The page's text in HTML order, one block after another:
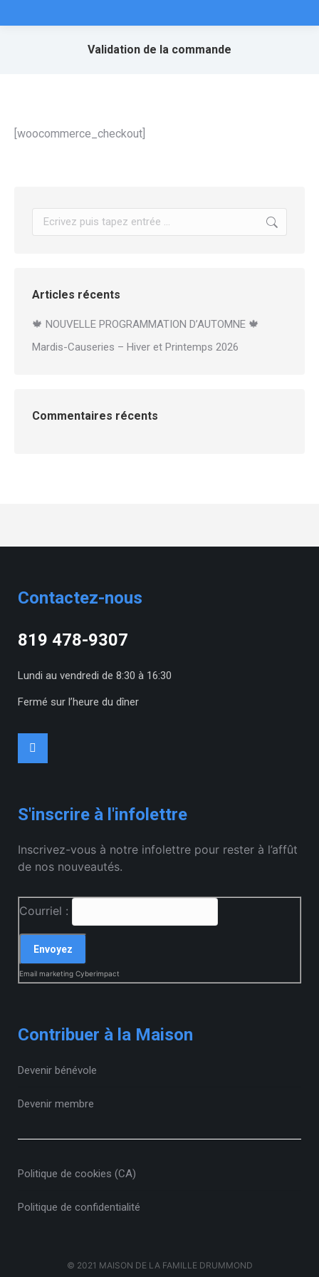
Validation de la commande
[woocommerce_checkout]
Articles récents
🍁 NOUVELLE PROGRAMMATION D’AUTOMNE 🍁
Mardis-Causeries – Hiver et Printemps 2026
Commentaires récents
Contactez-nous
819 478-9307
Lundi au vendredi de 8:30 à 16:30
Fermé sur l’heure du dîner
S'inscrire à l'infolettre
Inscrivez-vous à notre infolettre pour rester à l’affût
de nos nouveautés.
Courriel :
Email marketing Cyberimpact
Contribuer à la Maison
Devenir bénévole
Devenir membre
Politique de cookies (CA)
Politique de confidentialité
© 2021 MAISON DE LA FAMILLE DRUMMOND